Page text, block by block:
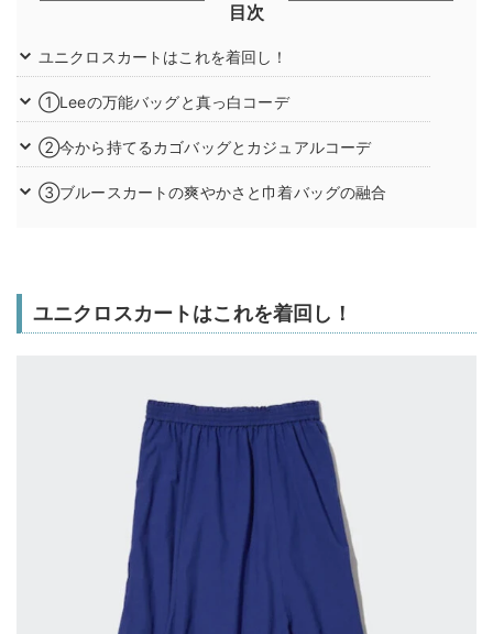
目次
ユニクロスカートはこれを着回し！
①Leeの万能バッグと真っ白コーデ
②今から持てるカゴバッグとカジュアルコーデ
③ブルースカートの爽やかさと巾着バッグの融合
ユニクロスカートはこれを着回し！